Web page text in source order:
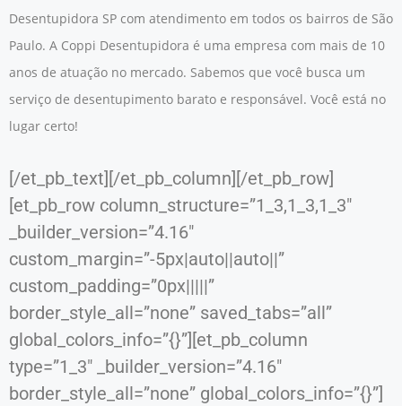
Desentupidora SP com atendimento em todos os bairros de São
Paulo. A Coppi Desentupidora é uma empresa com mais de 10
anos de atuação no mercado. Sabemos que você busca um
serviço de desentupimento barato e responsável. Você está no
lugar certo!
[/et_pb_text][/et_pb_column][/et_pb_row]
[et_pb_row column_structure=”1_3,1_3,1_3″
_builder_version=”4.16″
custom_margin=”-5px|auto||auto||”
custom_padding=”0px|||||”
border_style_all=”none” saved_tabs=”all”
global_colors_info=”{}”][et_pb_column
type=”1_3″ _builder_version=”4.16″
border_style_all=”none” global_colors_info=”{}”]